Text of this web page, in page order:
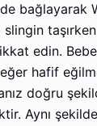
bağlayarak
edin.
hafif
doğru
Aynı